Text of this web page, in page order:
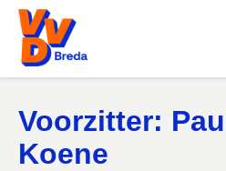
Voorzitter:
Koene